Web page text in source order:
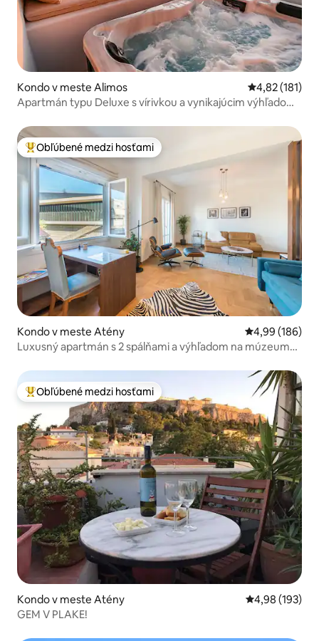
Kondo v meste Alimos Priemerné
4,82 (181)
Apartmán typu Deluxe s vírivkou a vynikajúcim výhľadom
Najobľúbenejšie medzi hosťami
Obľúbené medzi hosťami
Kondo v meste Atény Priemerné
4,99 (186)
Luxusný apartmán s 2 spálňami a výhľadom na múzeum
Najobľúbenejšie medzi hosťami
Obľúbené medzi hosťami
Kondo v meste Atény Priemerné
4,98 (193)
GEM V PLAKE!